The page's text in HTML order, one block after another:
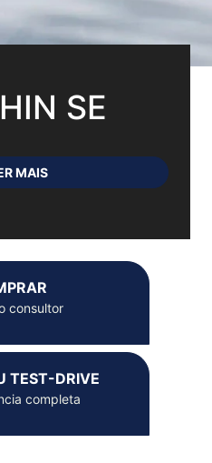
SE
MAIS
consultor
TEST-DRIVE
completa